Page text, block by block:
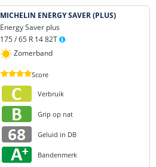
MICHELIN ENERGY SAVER (PLUS)
Energy Saver plus
175 / 65 R 14 82T
Zomerband
Score
Verbruik
Grip op nat
Geluid in DB
Bandenmerk